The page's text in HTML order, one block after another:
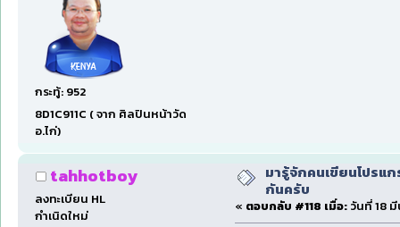
กระทู้: 952
8D1C911C ( จาก ศิลปินหน้าวัด
อ.ไก่)
tahhotboy
ลงทะเบียน HL
กำเนิดใหม่
มารู้จักคนเขียนโปรแก
กันครับ
« ตอบกลับ #118 เมื่อ: วันที่ 18